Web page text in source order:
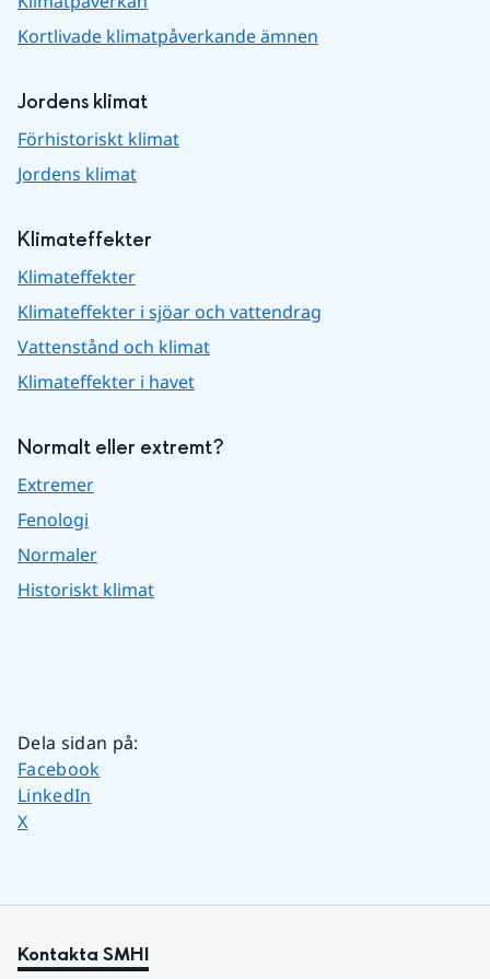
Kortlivade klimatpåverkande ämnen
Jordens klimat
Förhistoriskt klimat
Jordens klimat
Klimateffekter
Klimateffekter
Klimateffekter i sjöar och vattendrag
Vattenstånd och klimat
Klimateffekter i havet
Normalt eller extremt?
Extremer
Fenologi
Normaler
Historiskt klimat
Dela sidan på:
Dela sidan på
Facebook
Dela sidan på
LinkedIn
Dela sidan på
X
Kontakta SMHI